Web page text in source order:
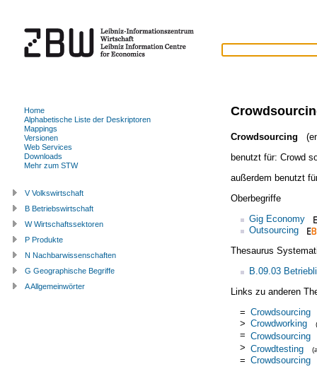
Crowdsourcing
benutzt für: Crowd
außerdem benutzt
Oberbegriffe
Gig Economy
Outsourcing
Thesaurus
B.09.03
Links zu anderen
= Crowdsourcing
> Crowdworking
= Crowdsourcing
> Crowdtesting
= Crowdsourcing
Home
Alphabetische Liste der Deskriptoren
Mappings
Versionen
Web Services
Downloads
Mehr zum STW
V Volkswirtschaft
B Betriebswirtschaft
W Wirtschaftssektoren
P Produkte
N Nachbarwissenschaften
G Geographische Begriffe
A Allgemeinwörter